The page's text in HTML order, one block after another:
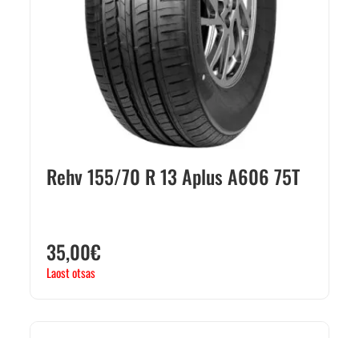
Rehv 155/70 R 13 Aplus A606 75T
35,00€
Laost otsas